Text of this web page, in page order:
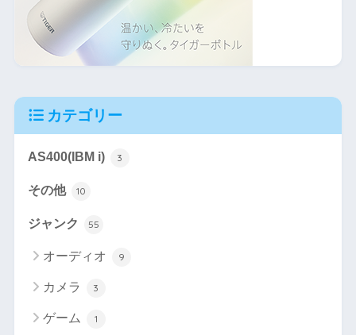
カテゴリー
AS400(IBM i) 3
その他 10
ジャンク 55
オーディオ 9
カメラ 3
ゲーム 1